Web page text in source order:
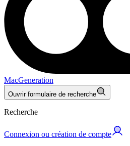
MacGeneration
Ouvrir formulaire de recherche
Recherche
Connexion ou création de compte